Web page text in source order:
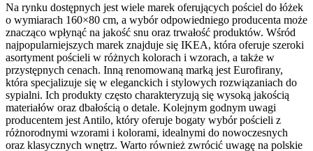
Na rynku dostępnych jest wiele marek oferujących pościel do łóżek
o wymiarach 160×80 cm, a wybór odpowiedniego producenta może
znacząco wpłynąć na jakość snu oraz trwałość produktów. Wśród
najpopularniejszych marek znajduje się IKEA, która oferuje szeroki
asortyment pościeli w różnych kolorach i wzorach, a także w
przystępnych cenach. Inną renomowaną marką jest Eurofirany,
która specjalizuje się w eleganckich i stylowych rozwiązaniach do
sypialni. Ich produkty często charakteryzują się wysoką jakością
materiałów oraz dbałością o detale. Kolejnym godnym uwagi
producentem jest Antilo, który oferuje bogaty wybór pościeli z
różnorodnymi wzorami i kolorami, idealnymi do nowoczesnych
oraz klasycznych wnętrz. Warto również zwrócić uwagę na polskie